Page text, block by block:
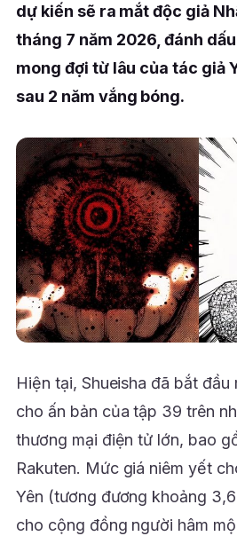
dự kiến sẽ ra mắt độc giả
tháng 7 năm 2026, đánh
mong đợi từ lâu của tác giả
sau 2 năm vắng bóng.
Hiện tại, Shueisha đã bắt
cho ấn bản của tập 39 trên
thương mại điện tử lớn, bao
Rakuten. Mức giá niêm yết
Yên (tương đương khoảng
cho cộng đồng người hâm